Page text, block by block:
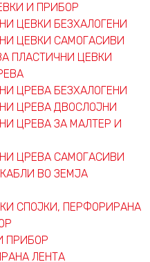
И ПРИБОР
ЦЕВКИ БЕЗХАЛОГЕНИ
ЦЕВКИ САМОГАСИВИ
ПЛАСТИЧНИ ЦЕВКИ
ЦРЕВА БЕЗХАЛОГЕНИ
ЦРЕВА ДВОСЛОЈНИ
ЦРЕВА ЗА МАЛТЕР И
ЦРЕВА САМОГАСИВИ
ВО ЗЕМЈА
СПОЈКИ, ПЕРФОРИРАНА
ПРИБОР
ЛЕНТА